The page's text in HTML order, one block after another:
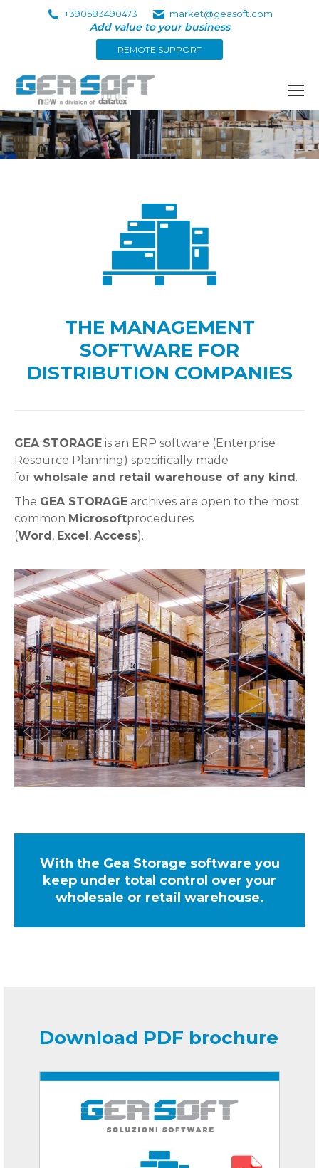
+390583490473 market@geasoft.com
Add value to your business
REMOTE SUPPORT
You are here:
THE MANAGEMENT
SOFTWARE FOR
DISTRIBUTION COMPANIES
GEA STORAGE is an ERP software (Enterprise
Resource Planning) specifically made
for wholsale and retail warehouse of any kind.
The GEA STORAGE archives are open to the most
common Microsoftprocedures
(Word, Excel, Access).
With the Gea Storage software you
keep under total control over your
wholesale or retail warehouse.
Download PDF brochure